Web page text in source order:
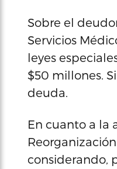
Sobre el
Servicios
leyes
$50 millones.
deuda.
En cuanto a la
considerando,